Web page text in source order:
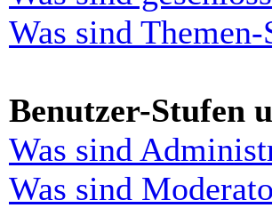
Was sind
Benutzer-Stufen
Was sind
Was sind